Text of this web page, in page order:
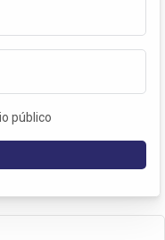
público